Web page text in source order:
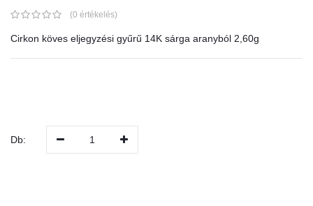
(0 értékelés)
Cirkon köves eljegyzési gyűrű 14K sárga aranyból 2,60g
Db: 1